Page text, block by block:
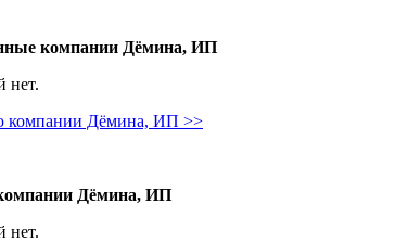
компании Дёмина, ИП
нет.
компании Дёмина, ИП >>
Дёмина, ИП
нет.